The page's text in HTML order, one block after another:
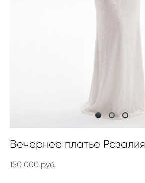
Вечернее платье Розалия
150 000 pуб.